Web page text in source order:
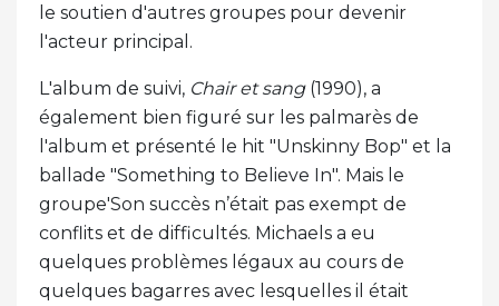
le soutien d'autres groupes pour devenir
l'acteur principal.
L'album de suivi, Chair et sang(1990), a
également bien figuré sur les palmarès de
l'album et présenté le hit "Unskinny Bop" et la
ballade "Something to Believe In". Mais le
groupe'Son succès n’était pas exempt de
conflits et de difficultés. Michaels a eu
quelques problèmes légaux au cours de
quelques bagarres avec lesquelles il était